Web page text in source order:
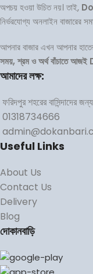
অপচয় হওয়া উচিত নয়। তাই,
নির্ভরযোগ্য অনলাইন বাজারের
আপনার বাজার এখন আপনার
সময়, শ্রম ও অর্থ বাঁচাতে
আমাদের লক্ষ:
ফরিদপুর শহরের বাসিন্দাদের
01318734666
Useful Links
About Us
Contact Us
Delivery
Blog
দোকানবাড়ি